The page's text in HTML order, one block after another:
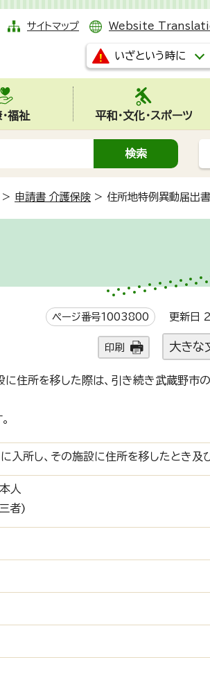
サイトマップ Website
いざという時に
福祉 平和・文化・スポーツ
> 申請書 介護保険 > 住所地特例異動届出書
ページ番号1003800 更新日
印刷 大きな
住所を移した際は、引き続き武蔵野市
所し、その施設に住所を移したとき及
人
者)